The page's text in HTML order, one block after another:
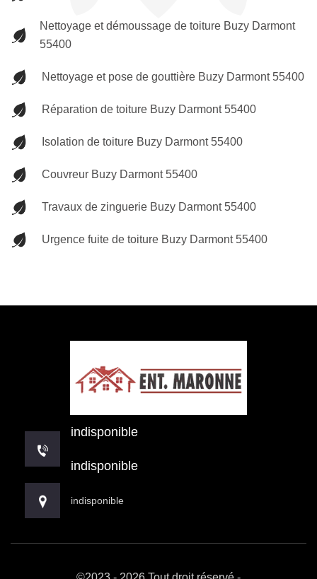
Nettoyage et démoussage de toiture Buzy Darmont
55400
Nettoyage et pose de gouttière Buzy Darmont 55400
Réparation de toiture Buzy Darmont 55400
Isolation de toiture Buzy Darmont 55400
Couvreur Buzy Darmont 55400
Travaux de zinguerie Buzy Darmont 55400
Urgence fuite de toiture Buzy Darmont 55400
indisponible
indisponible
indisponible